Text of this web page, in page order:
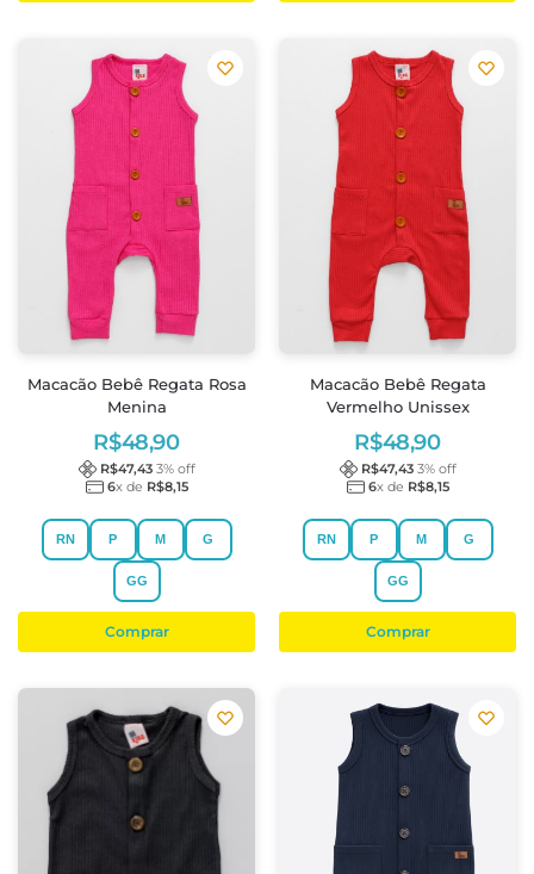
Macacão Bebê Regata Rosa
Menina
R$48,90
R$47,43 3% off
6x de R$8,15
RN P M G
GG
Comprar
Macacão Bebê Regata
Vermelho Unissex
R$48,90
R$47,43 3% off
6x de R$8,15
RN P M G
GG
Comprar